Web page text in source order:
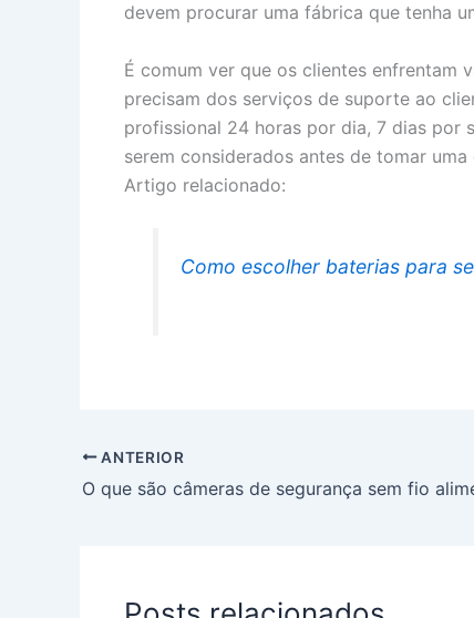
devem procurar uma fábrica que tenha
É comum ver que os clientes enfrentam
precisam dos serviços de suporte ao
profissional 24 horas por dia, 7 dias por
serem considerados antes de tomar
Artigo relacionado:
Como escolher baterias para
ANTERIOR